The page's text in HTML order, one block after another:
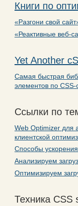
Книги по
«Разгони свой
«Реактивные веб-
Yet Another
Самая быстрая
элементов по CSS-
Ссылки по
Web Optimizer для
клиентской
Способы
Анализируем
Оптимизируем
Техника CSS